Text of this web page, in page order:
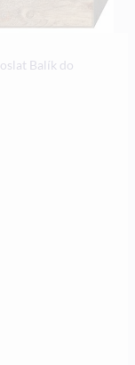
Balík do